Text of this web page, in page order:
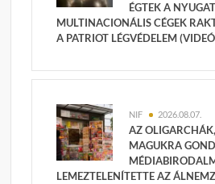
ÉGTEK A
MULTINACIONÁLIS CÉGEK
A PATRIOT LÉGVÉDELEM
NIF 2026.08.07.
AZ
MAGUKRA
LEMEZTELENÍTETTE AZ